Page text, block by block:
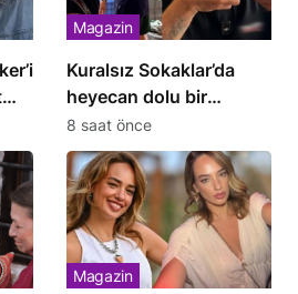
Kuralsız Sokaklar’da
heyecan dolu bir
yolculuk!
Magazin
8 saat önce
Magazin